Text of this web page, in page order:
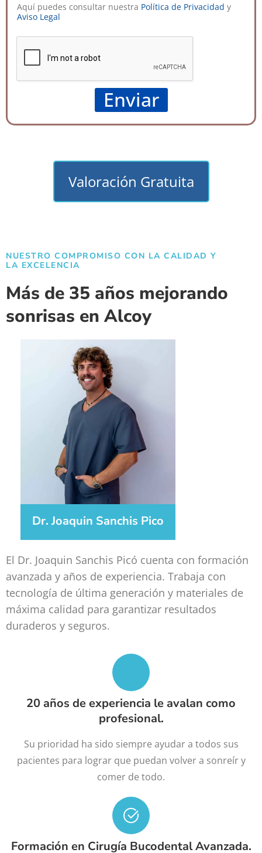
l
é
Aquí puedes consultar nuestra Política de Privacidad y
Aviso Legal
Enviar
Valoración Gratuita
NUESTRO COMPROMISO CON LA CALIDAD Y
LA EXCELENCIA
Más de 35 años mejorando
sonrisas en Alcoy
Dr. Joaquin Sanchis Pico
El Dr. Joaquin Sanchis Picó cuenta con formación
avanzada y años de experiencia. Trabaja con
tecnología de última generación y materiales de
máxima calidad para garantizar resultados
duraderos y seguros.
20 años de experiencia le avalan como
profesional.
Su prioridad ha sido siempre ayudar a todos sus
pacientes para lograr que puedan volver a sonreír y
comer de todo.
Formación en Cirugía Bucodental Avanzada.